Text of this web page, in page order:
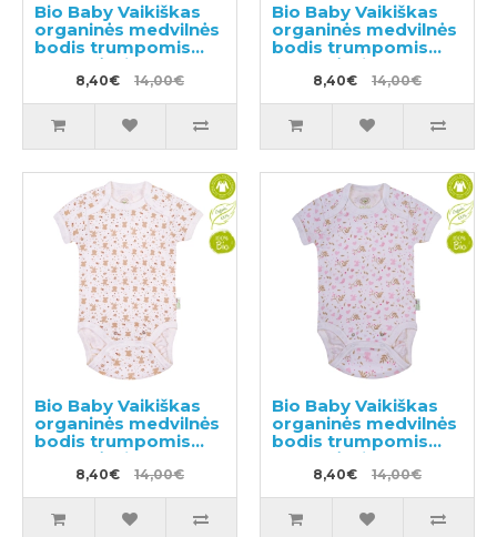
Bio Baby Vaikiškas
organinės medvilnės
bodis trumpomis
rankovėmis
8,40€ 14,00€
Bio Baby Vaikiškas
organinės medvilnės
bodis trumpomis
rankovėmis
8,40€ 14,00€
Bio Baby Vaikiškas
organinės medvilnės
bodis trumpomis
rankovėmis
8,40€ 14,00€
Bio Baby Vaikiškas
organinės medvilnės
bodis trumpomis
rankovėmis
8,40€ 14,00€